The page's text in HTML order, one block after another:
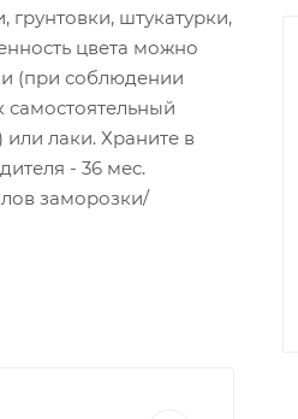
штукатурки,
цвета можно
(при соблюдении
самостоятельный
лаки. Храните в
- 36 мес.
заморозки/